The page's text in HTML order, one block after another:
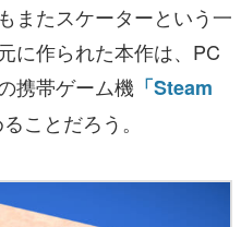
またスケーターという一
に作られた本作は、PC
携帯ゲーム機 「Steam
ことだろう。